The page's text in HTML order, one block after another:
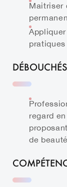
Maitriser
DÉBOUCHÉS
regard
de